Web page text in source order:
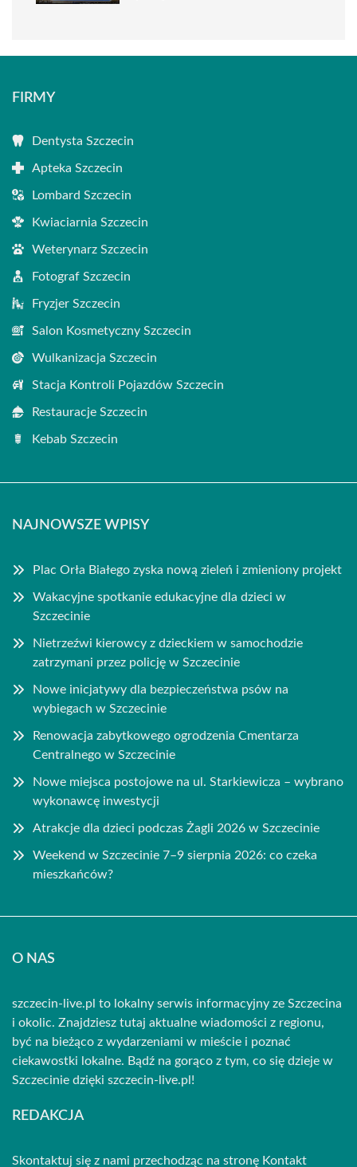
FIRMY
Dentysta Szczecin
Apteka Szczecin
Lombard Szczecin
Kwiaciarnia Szczecin
Weterynarz Szczecin
Fotograf Szczecin
Fryzjer Szczecin
Salon Kosmetyczny Szczecin
Wulkanizacja Szczecin
Stacja Kontroli Pojazdów Szczecin
Restauracje Szczecin
Kebab Szczecin
NAJNOWSZE WPISY
Plac Orła Białego zyska nową zieleń i zmieniony projekt
Wakacyjne spotkanie edukacyjne dla dzieci w
Szczecinie
Nietrzeźwi kierowcy z dzieckiem w samochodzie
zatrzymani przez policję w Szczecinie
Nowe inicjatywy dla bezpieczeństwa psów na
wybiegach w Szczecinie
Renowacja zabytkowego ogrodzenia Cmentarza
Centralnego w Szczecinie
Nowe miejsca postojowe na ul. Starkiewicza – wybrano
wykonawcę inwestycji
Atrakcje dla dzieci podczas Żagli 2026 w Szczecinie
Weekend w Szczecinie 7–9 sierpnia 2026: co czeka
mieszkańców?
O NAS
szczecin-live.pl to lokalny serwis informacyjny ze Szczecina
i okolic. Znajdziesz tutaj aktualne wiadomości z regionu,
być na bieżąco z wydarzeniami w mieście i poznać
ciekawostki lokalne. Bądź na gorąco z tym, co się dzieje w
Szczecinie dzięki szczecin-live.pl!
REDAKCJA
Skontaktuj się z nami przechodząc na stronę Kontakt